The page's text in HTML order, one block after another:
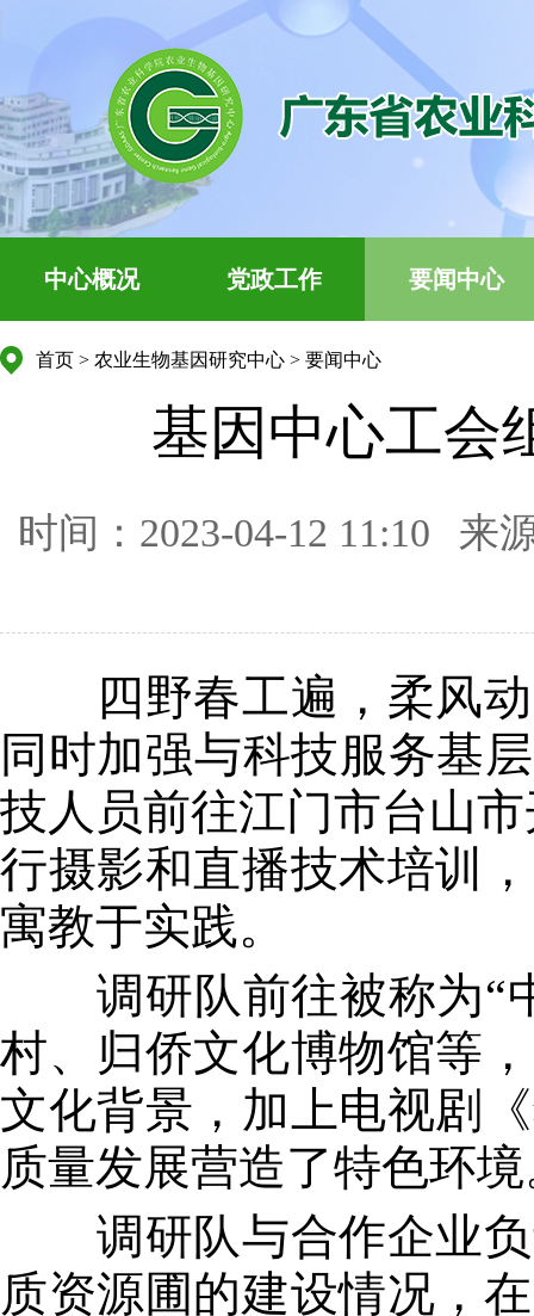
中心概况 党政工作 要闻中心
首页 > 农业生物基因研究中心 > 要闻中心
基因中心工会
时间：2023-04-12 11:10 来
四野春工遍，柔风动
同时加强与科技服务基
技人员前往江门市台山
行摄影和直播技术培训
寓教于实践。
调研队前往被称为“中
村、归侨文化博物馆等
文化背景，加上电视剧
质量发展营造了特色环
调研队与合作企业负
质资源圃的建设情况，